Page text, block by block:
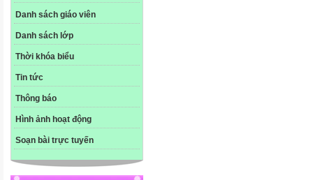
Danh sách giáo viên
Danh sách lớp
Thời khóa biểu
Tin tức
Thông báo
Hình ảnh hoạt động
Soạn bài trực tuyến